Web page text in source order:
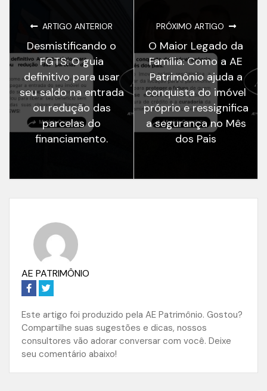
ARTIGO ANTERIOR
Desmistificando o
FGTS: O guia
definitivo para usar
seu saldo na entrada
ou redução das
parcelas do
financiamento.
PRÓXIMO ARTIGO
O Maior Legado da
Família: Como a AE
Patrimônio ajuda a
conquista do imóvel
próprio e ressignifica
a segurança no Mês
dos Pais
AE PATRIMÔNIO
Este artigo foi produzido pela AE Patrimônio. Gostou?
Compartilhe suas sugestões e dicas, nossos
consultores vão adorar conversar com você. Deixe
seu comentário abaixo!